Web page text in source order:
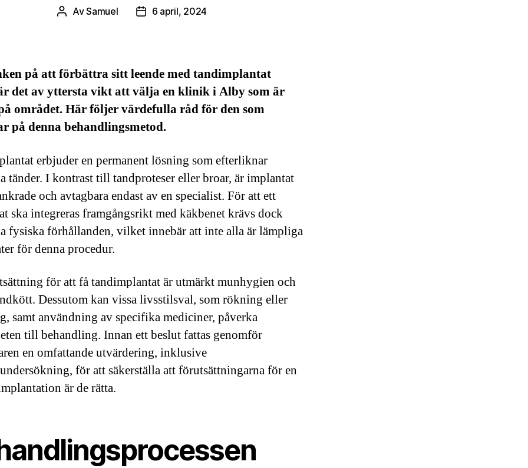
Inläggsförfattare
AvSamuel Inläggsdatum
6 april, 2024
på att förbättra sitt leende med tandimplantat
det av yttersta vikt att välja en klinik i Alby som är
området. Här följer värdefulla råd för den som
på denna behandlingsmetod.
erbjuder en permanent lösning som efterliknar
tänder. I kontrast till tandproteser eller broar, är implantat
och avtagbara endast av en specialist. För att ett
ska integreras framgångsrikt med käkbenet krävs dock
fysiska förhållanden, vilket innebär att inte alla är lämpliga
för denna procedur.
för att få tandimplantat är utmärkt munhygien och
Dessutom kan vissa livsstilsval, som rökning eller
samt användning av specifika mediciner, påverka
till behandling. Innan ett beslut fattas genomför
en omfattande utvärdering, inklusive
för att säkerställa att förutsättningarna för en
är de rätta.